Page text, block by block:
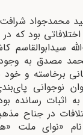
محمدجواد شرافت
بود که
سیدابوالقاسم
مصدق به
برخاسته و
نوجوانی
به اثبات رسانده
در جناح
نام «نوای ملت »